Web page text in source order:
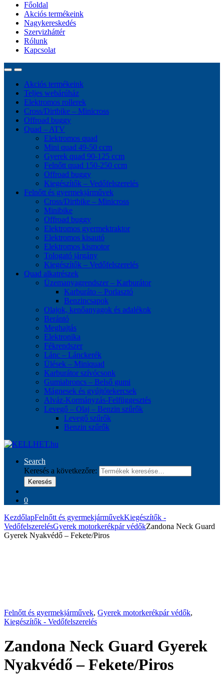
Főoldal
Akciós termékeink
Nagykereskedés
Szervizháttér
Rólunk
Kapcsolat
Akciós termékeink
Teljes webárúház
Elektromos rollerek
Cross/Dirtbike – Minicross
Offroad buggy
Quad – ATV
Elektromos quad
Mini quad 49-50 ccm
Gyerek quad 90-125 ccm
Felnőtt quad 150-250 ccm
Offroad buggy
Kiegészítők – Vedőfelszerelés
Felnőtt és gyermekjárművek
Cross/Dirtbike – Minicross
Minibike
Offroad buggy
Elektromos gyermektraktor
Elektromos kisautó
Elektromos kismotor
Tologató járgány
Kiegészítők – Vedőfelszerelés
Quad alkatrészek
Üzemanyagrendszer – Karburátor
Karburáto – Porlasztó
Benzincsapok
Olajok, kenőanyagok és adalékok
Berántó
Meghajtás
Elektronika
Fékrendszer
Lánc – Lánckerék
Ülések – Miniquad
Karburátor szívócsonk
Gumiabroncs – Belső gumi
Mágnesek és gyújtótekercsek
Alváz-Kormányzás-Felfüggesztés
Levegő – Olaj – Benzin szűrők
Levegő szűrők
Benzin szűrők
Search
Keresés a következőre:
Keresés
0
KezdőlapFelnőtt és gyermekjárművekKiegészítők -
VedőfelszerelésGyerek motorkerékpár védőkZandona Neck Guard
Gyerek Nyakvédő – Fekete/Piros
Felnőtt és gyermekjárművek, Gyerek motorkerékpár védők,
Kiegészítők - Vedőfelszerelés
Zandona Neck Guard Gyerek
Nyakvédő – Fekete/Piros